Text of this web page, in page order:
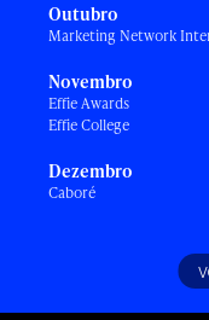
Outubro
Marketing Network
Novembro
Effie Awards
Effie College
Dezembro
Caboré